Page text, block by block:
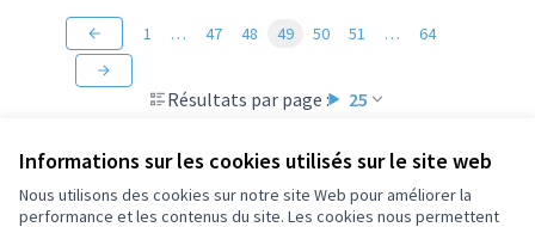
Informations sur les cookies utilisés sur le site web
Nous utilisons des cookies sur notre site Web pour améliorer la
performance et les contenus du site. Les cookies nous permettent
Résultats par page : 25
1 … 47 48 49 50 51 … 64
Conditions d'utilisation